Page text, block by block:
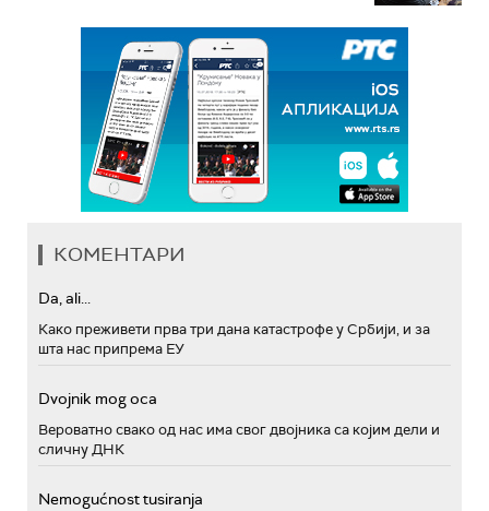
КОМЕНТАРИ
Da, ali...
Како преживети прва три дана катастрофе у Србији, и за
шта нас припрема ЕУ
Dvojnik mog oca
Вероватно свако од нас има свог двојника са којим дели и
сличну ДНК
Nemogućnost tusiranja